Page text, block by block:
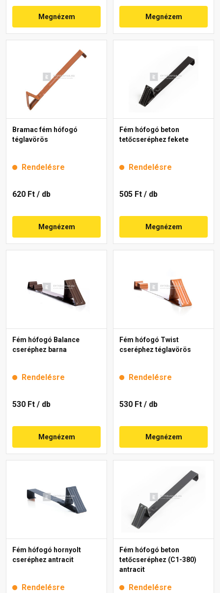
Megnézem Megnézem
Bramac fém hófogó
téglavörös
Rendelésre
620 Ft / db
Megnézem
Fém hófogó beton
tetőcseréphez fekete
Rendelésre
505 Ft / db
Megnézem
Fém hófogó Balance
cseréphez barna
Rendelésre
530 Ft / db
Megnézem
Fém hófogó Twist
cseréphez téglavörös
Rendelésre
530 Ft / db
Megnézem
Fém hófogó hornyolt
cseréphez antracit
Rendelésre
Fém hófogó beton
tetőcseréphez (C1-380)
antracit
Rendelésre